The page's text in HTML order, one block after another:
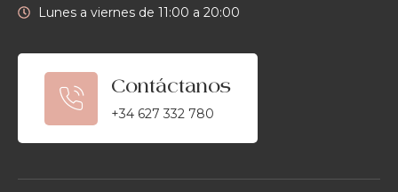
Lunes a viernes de 11:00 a 20:00
Contáctanos
+34 627 332 780